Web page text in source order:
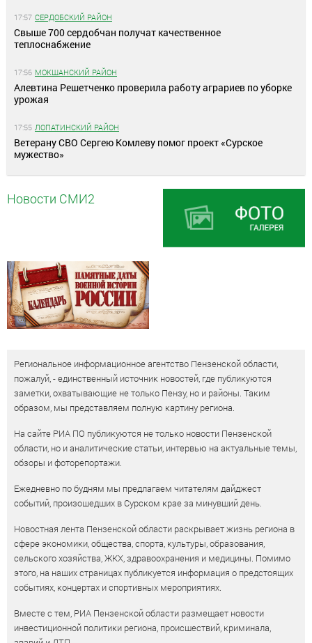
17:57 СЕРДОБСКИЙ РАЙОН
Свыше 700 сердобчан получат качественное
теплоснабжение
17:56 МОКШАНСКИЙ РАЙОН
Алевтина Решетченко проверила работу аграриев по уборке
урожая
17:55 ЛОПАТИНСКИЙ РАЙОН
Ветерану СВО Сергею Комлеву помог проект «Сурское
мужество»
Новости СМИ2
Региональное информационное агентство Пензенской области,
пожалуй, - единственный источник новостей, где публикуются
заметки, охватывающие не только Пензу, но и районы. Таким
образом, мы представляем полную картину региона.
На сайте РИА ПО публикуются не только новости Пензенской
области, но и аналитические статьи, интервью на актуальные темы,
обзоры и фоторепортажи.
Ежедневно по будням мы предлагаем читателям дайджест
событий, произошедших в Сурском крае за минувший день.
Новостная лента Пензенской области раскрывает жизнь региона в
сфере экономики, общества, спорта, культуры, образования,
сельского хозяйства, ЖКХ, здравоохранения и медицины. Помимо
этого, на наших страницах публикуется информация о предстоящих
событиях, концертах и спортивных мероприятиях.
Вместе с тем, РИА Пензенской области размещает новости
инвестиционной политики региона, происшествий, криминала,